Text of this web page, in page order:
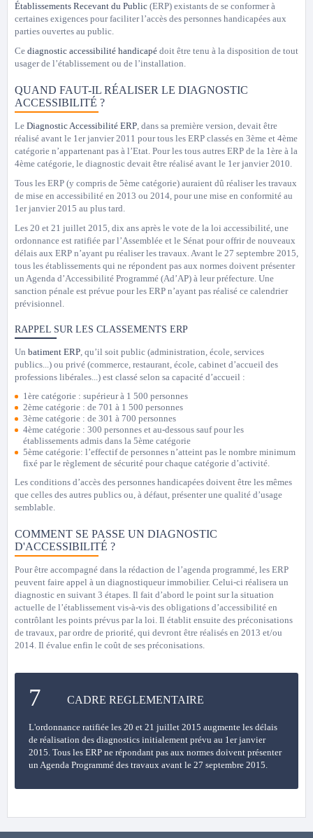
Établissements Recevant du Public (ERP) existants de se conformer à
certaines exigences pour faciliter l’accès des personnes handicapées aux
parties ouvertes au public.
Ce diagnostic accessibilité handicapé doit être tenu à la disposition de tout
usager de l’établissement ou de l’installation.
QUAND FAUT-IL RÉALISER LE DIAGNOSTIC
ACCESSIBILITÉ ?
Le Diagnostic Accessibilité ERP, dans sa première version, devait être
réalisé avant le 1er janvier 2011 pour tous les ERP classés en 3ème et 4ème
catégorie n’appartenant pas à l’Etat. Pour les tous autres ERP de la 1ère à la
4ème catégorie, le diagnostic devait être réalisé avant le 1er janvier 2010.
Tous les ERP (y compris de 5ème catégorie) auraient dû réaliser les travaux
de mise en accessibilité en 2013 ou 2014, pour une mise en conformité au
1er janvier 2015 au plus tard.
Les 20 et 21 juillet 2015, dix ans après le vote de la loi accessibilité, une
ordonnance est ratifiée par l’Assemblée et le Sénat pour offrir de nouveaux
délais aux ERP n’ayant pu réaliser les travaux. Avant le 27 septembre 2015,
tous les établissements qui ne répondent pas aux normes doivent présenter
un Agenda d’Accessibilité Programmé (Ad’AP) à leur préfecture. Une
sanction pénale est prévue pour les ERP n’ayant pas réalisé ce calendrier
prévisionnel.
RAPPEL SUR LES CLASSEMENTS ERP
Un batiment ERP, qu’il soit public (administration, école, services
publics...) ou privé (commerce, restaurant, école, cabinet d’accueil des
professions libérales...) est classé selon sa capacité d’accueil :
1ère catégorie : supérieur à 1 500 personnes
2ème catégorie : de 701 à 1 500 personnes
3ème catégorie : de 301 à 700 personnes
4ème catégorie : 300 personnes et au-dessous sauf pour les
établissements admis dans la 5ème catégorie
5ème catégorie: l’effectif de personnes n’atteint pas le nombre minimum
fixé par le règlement de sécurité pour chaque catégorie d’activité.
Les conditions d’accès des personnes handicapées doivent être les mêmes
que celles des autres publics ou, à défaut, présenter une qualité d’usage
semblable.
COMMENT SE PASSE UN DIAGNOSTIC
D'ACCESSIBILITÉ ?
Pour être accompagné dans la rédaction de l’agenda programmé, les ERP
peuvent faire appel à un diagnostiqueur immobilier. Celui-ci réalisera un
diagnostic en suivant 3 étapes. Il fait d’abord le point sur la situation
actuelle de l’établissement vis-à-vis des obligations d’accessibilité en
contrôlant les points prévus par la loi. Il établit ensuite des préconisations
de travaux, par ordre de priorité, qui devront être réalisés en 2013 et/ou
2014. Il évalue enfin le coût de ses préconisations.
CADRE REGLEMENTAIRE
L'ordonnance ratifiée les 20 et 21 juillet 2015 augmente les délais
de réalisation des diagnostics initialement prévu au 1er janvier
2015. Tous les ERP ne répondant pas aux normes doivent présenter
un Agenda Programmé des travaux avant le 27 septembre 2015.